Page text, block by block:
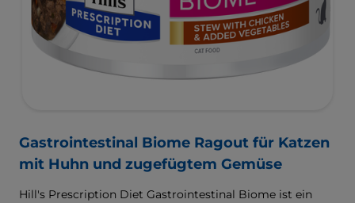
Gastrointestinal Biome Ragout für Katzen
mit Huhn und zugefügtem Gemüse
Hill's Prescription Diet Gastrointestinal Biome ist ein